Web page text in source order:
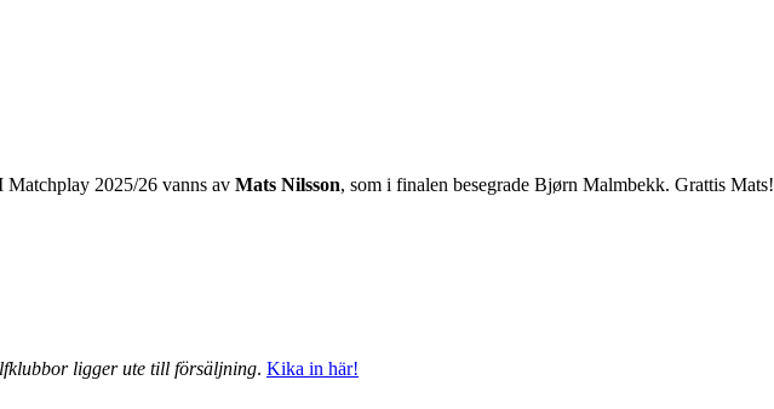
Matchplay 2025/26 vanns av Mats Nilsson, som i finalen besegrade Bjørn Malmbekk. Grattis Mats!
ligger ute till försäljning. Kika in här!